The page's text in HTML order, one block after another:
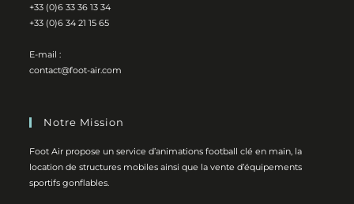
+33 (0)6 33 36 13 34
+33 (0)6 34 21 15 65
E-mail :
contact@foot-air.com
Notre Mission
Foot Air propose un service d’animations football clé en main, la
location de structures mobiles ainsi que la vente d’équipements
sportifs gonflables.